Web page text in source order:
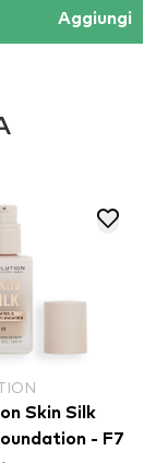
Aggiungi
Skin Silk
- F7